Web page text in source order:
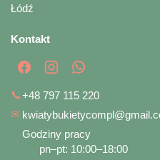
Łódź
Kontakt
📞+48 797 115 220
✉
Godziny pracy
pn–pt: 10:00–18:00